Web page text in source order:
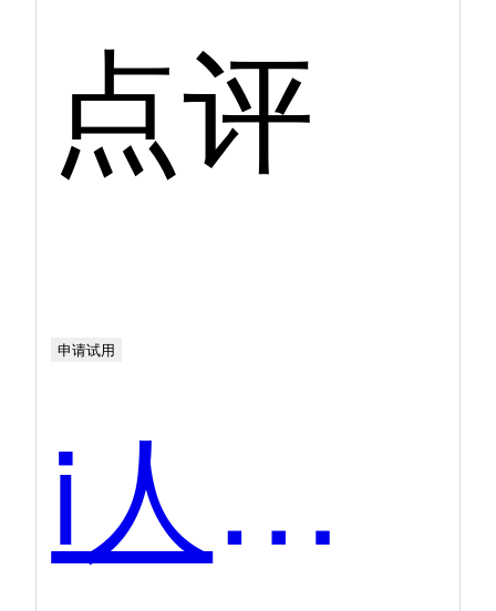
点评
申请试用
i人事HR系统